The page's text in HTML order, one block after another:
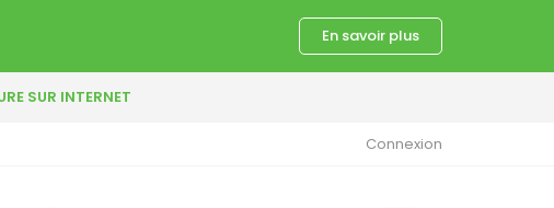
En savoir plus
SUR INTERNET
Connexion